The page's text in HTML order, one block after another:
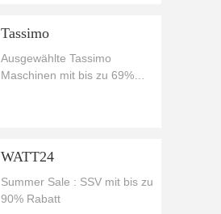
Tassimo
Ausgewählte Tassimo
Maschinen mit bis zu 69%
WATT24
Summer Sale : SSV mit bis zu
90% Rabatt